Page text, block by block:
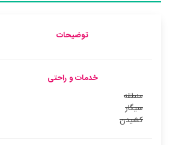
توضیحات
خدمات و راحتی
منطقه
سیگار
کشیدن